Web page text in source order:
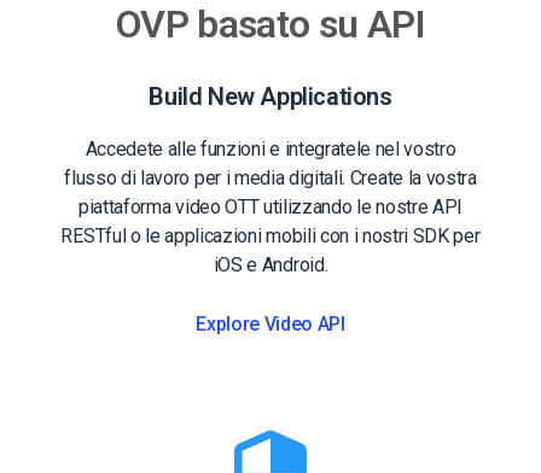
OVP basato su API
Build New Applications
Accedete alle funzioni e integratele nel vostro
flusso di lavoro per i media digitali. Create la vostra
piattaforma video OTT utilizzando le nostre API
RESTful o le applicazioni mobili con i nostri SDK per
iOS e Android.
Explore Video API